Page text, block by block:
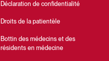
Déclaration de confidentialité
Droits de la patientèle
Bottin des médecins et des
résidents en médecine